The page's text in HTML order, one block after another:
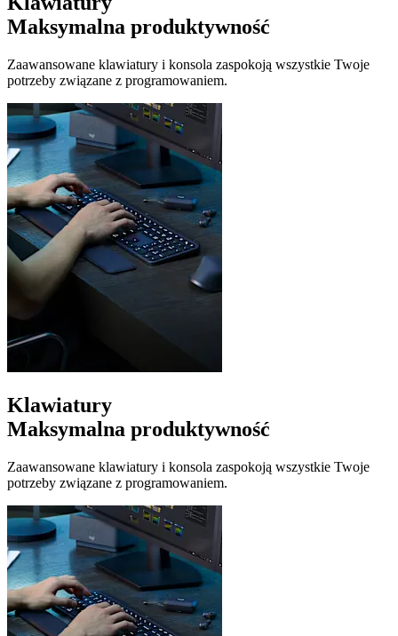
Maksymalna produktywność
Zaawansowane klawiatury i konsola zaspokoją wszystkie Twoje
potrzeby związane z programowaniem.
Klawiatury
Maksymalna produktywność
Zaawansowane klawiatury i konsola zaspokoją wszystkie Twoje
potrzeby związane z programowaniem.